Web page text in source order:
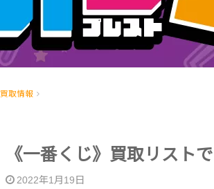
買取情報
《一番くじ》買取リスト
2022年1月19日